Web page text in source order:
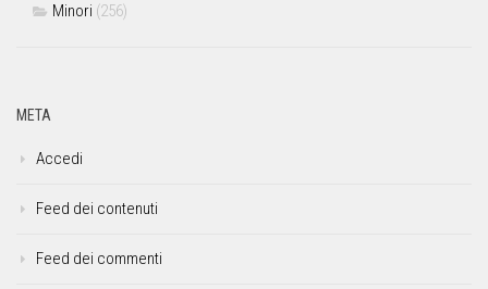
Minori (256)
META
Accedi
Feed dei contenuti
Feed dei commenti